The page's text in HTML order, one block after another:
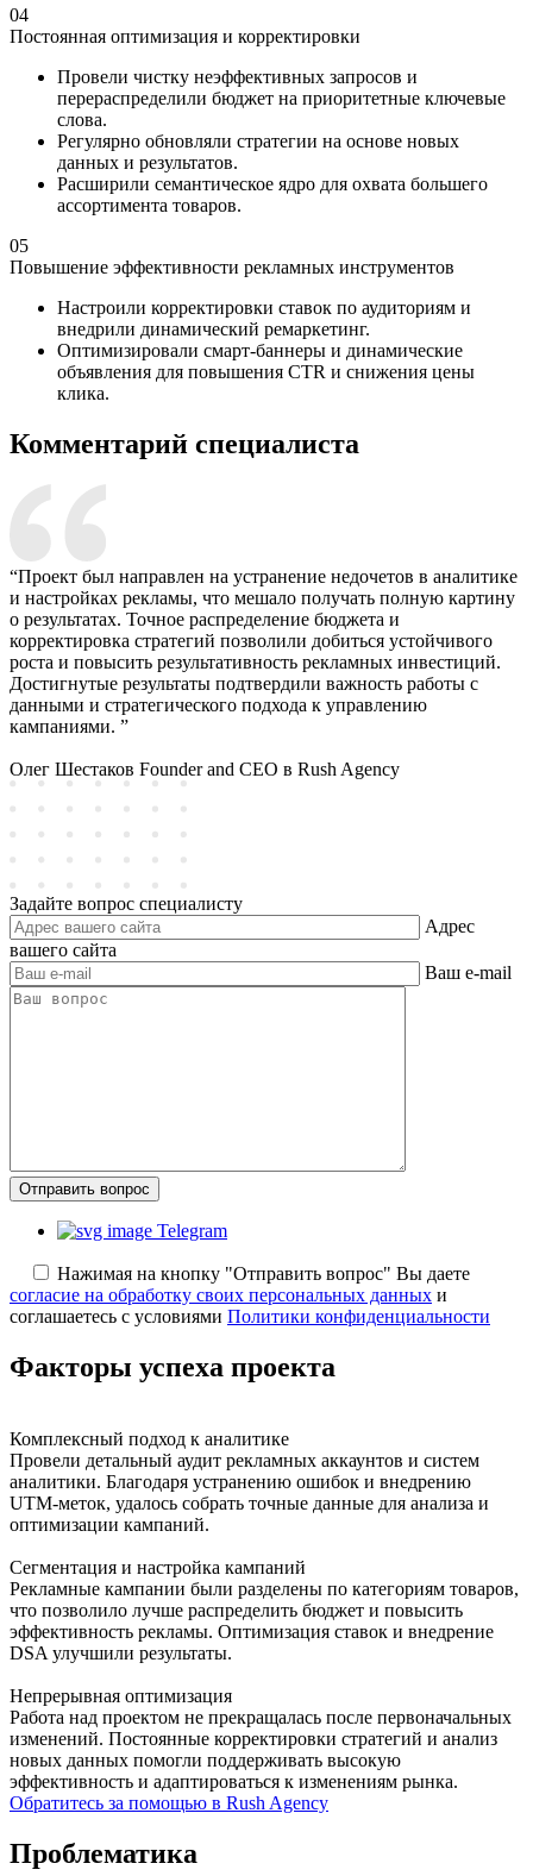
04
Постоянная оптимизация и корректировки
Провели чистку неэффективных запросов и
перераспределили бюджет на приоритетные ключевые
слова.
Регулярно обновляли стратегии на основе новых
данных и результатов.
Расширили семантическое ядро для охвата большего
ассортимента товаров.
05
Повышение эффективности рекламных инструментов
Настроили корректировки ставок по аудиториям и
внедрили динамический ремаркетинг.
Оптимизировали смарт-баннеры и динамические
объявления для повышения CTR и снижения цены
клика.
Комментарий специалиста
“Проект был направлен на устранение недочетов в аналитике
и настройках рекламы, что мешало получать полную картину
о результатах. Точное распределение бюджета и
корректировка стратегий позволили добиться устойчивого
роста и повысить результативность рекламных инвестиций.
Достигнутые результаты подтвердили важность работы с
данными и стратегического подхода к управлению
кампаниями. ”
Олег Шестаков Founder and CEO в Rush Agency
Задайте вопрос специалисту
Адрес
вашего сайта
Ваш e-mail
Отправить вопрос
Telegram
Нажимая на кнопку "Отправить вопрос" Вы даете
согласие на обработку своих персональных данных и
соглашаетесь с условиями Политики конфиденциальности
Факторы успеха проекта
Комплексный подход к аналитике
Провели детальный аудит рекламных аккаунтов и систем
аналитики. Благодаря устранению ошибок и внедрению
UTM-меток, удалось собрать точные данные для анализа и
оптимизации кампаний.
Сегментация и настройка кампаний
Рекламные кампании были разделены по категориям товаров,
что позволило лучше распределить бюджет и повысить
эффективность рекламы. Оптимизация ставок и внедрение
DSA улучшили результаты.
Непрерывная оптимизация
Работа над проектом не прекращалась после первоначальных
изменений. Постоянные корректировки стратегий и анализ
новых данных помогли поддерживать высокую
эффективность и адаптироваться к изменениям рынка.
Обратитесь за помощью в Rush Agency
Проблематика